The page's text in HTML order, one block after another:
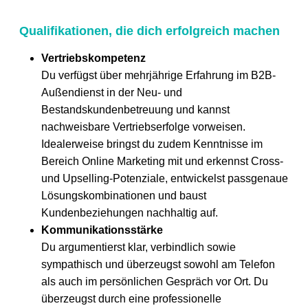
Qualifikationen, die dich erfolgreich machen
Vertriebskompetenz
Du verfügst über mehrjährige Erfahrung im B2B-
Außendienst in der Neu- und
Bestandskundenbetreuung und kannst
nachweisbare Vertriebserfolge vorweisen.
Idealerweise bringst du zudem Kenntnisse im
Bereich Online Marketing mit und erkennst Cross-
und Upselling-Potenziale, entwickelst passgenaue
Lösungskombinationen und baust
Kundenbeziehungen nachhaltig auf.
Kommunikationsstärke
Du argumentierst klar, verbindlich sowie
sympathisch und überzeugst sowohl am Telefon
als auch im persönlichen Gespräch vor Ort. Du
überzeugst durch eine professionelle